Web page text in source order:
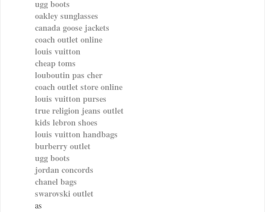
ugg boots
oakley sunglasses
canada goose jackets
coach outlet online
louis vuitton
cheap toms
louboutin pas cher
coach outlet store online
louis vuitton purses
true religion jeans outlet
kids lebron shoes
louis vuitton handbags
burberry outlet
ugg boots
jordan concords
chanel bags
swarovski outlet
as